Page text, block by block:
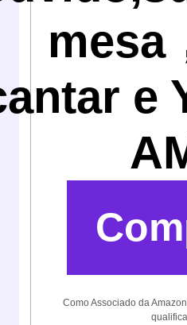
mesa
e
Como Associado da